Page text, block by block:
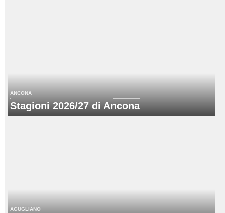
ANCONA
Stagioni 2026/27 di Ancona
AGUGLIANO